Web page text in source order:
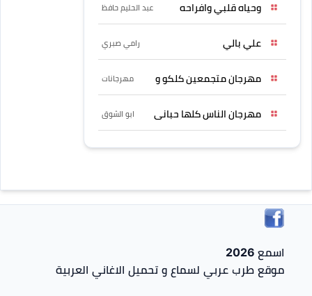
وحياه قلبي وافراحه عبد الحليم حافظ
علي بالي رامي صبري
مهرجان متجمعين كلكو و مهرجانات
مهرجان الناس كلها حبانى ابو الشوق
اسمع 2026
موقع طرب عربي لسماع و تحميل الاغاني العربية